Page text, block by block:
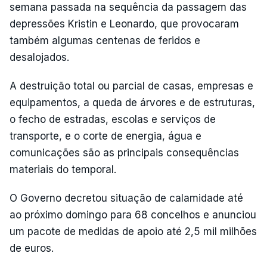
semana passada na sequência da passagem das
depressões Kristin e Leonardo, que provocaram
também algumas centenas de feridos e
desalojados.
A destruição total ou parcial de casas, empresas e
equipamentos, a queda de árvores e de estruturas,
o fecho de estradas, escolas e serviços de
transporte, e o corte de energia, água e
comunicações são as principais consequências
materiais do temporal.
O Governo decretou situação de calamidade até
ao próximo domingo para 68 concelhos e anunciou
um pacote de medidas de apoio até 2,5 mil milhões
de euros.